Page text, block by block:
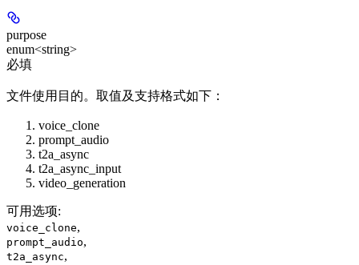
purpose
enum<string>
必填
文件使用目的。取值及支持格式如下：
voice_clone
prompt_audio
t2a_async
t2a_async_input
video_generation
可用选项:
voice_clone,
prompt_audio,
t2a_async,